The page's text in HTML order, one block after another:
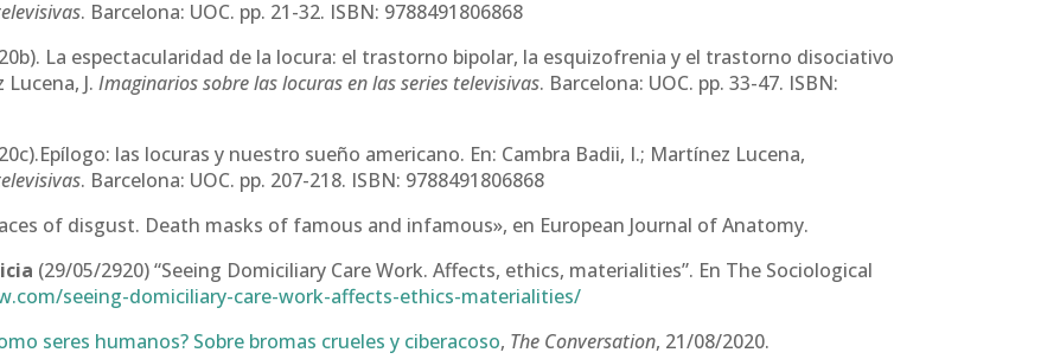
. Barcelona: UOC. pp. 21-32. ISBN: 9788491806868
La espectacularidad de la locura: el trastorno bipolar, la esquizofrenia y el trastorno disociativo
Lucena, J.Imaginarios sobre las locuras en las series televisivas. Barcelona: UOC. pp. 33-47. ISBN:
las locuras y nuestro sueño americano. En: Cambra Badii, I.; Martínez Lucena,
. Barcelona: UOC. pp. 207-218. ISBN: 9788491806868
of disgust. Death masks of famous and infamous», en European Journal of Anatomy.
(29/05/2920) “Seeing Domiciliary Care Work. Affects, ethics, materialities”. En The Sociological
seeing-domiciliary-care-work-affects-ethics-materialities/
seres humanos? Sobre bromas crueles y ciberacoso, The Conversation, 21/08/2020.